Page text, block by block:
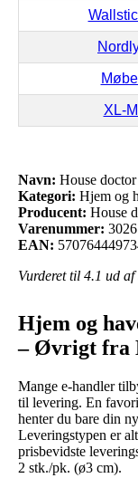
XL-
Navn: House
Kategori: Hjem og
Producent: House
Varenummer:
EAN:
Vurderet til 4.1 ud af
Hjem og
– Øvrigt fra
Mange e-handler
til levering. En
henter du bare din
Leveringstypen er
prisbevidste
2 stk./pk. (ø3 cm).